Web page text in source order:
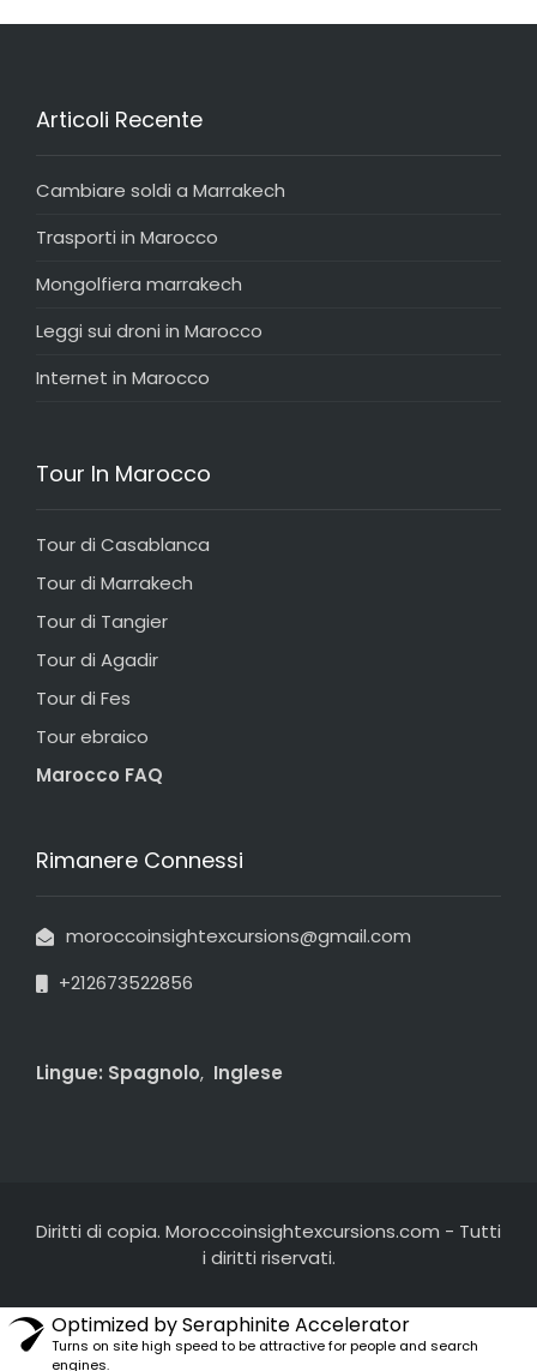
Articoli Recente
Cambiare soldi a Marrakech
Trasporti in Marocco
Mongolfiera marrakech
Leggi sui droni in Marocco
Internet in Marocco
Tour In Marocco
Tour di Casablanca
Tour di Marrakech
Tour di Tangier
Tour di Agadir
Tour di Fes
Tour ebraico
Marocco FAQ
Rimanere Connessi
moroccoinsightexcursions@gmail.com
+212673522856
Lingue: Spagnolo, Inglese
Diritti di copia. Moroccoinsightexcursions.com - Tutti
i diritti riservati.
Optimized by Seraphinite Accelerator
Turns on site high speed to be attractive for people and search
engines.